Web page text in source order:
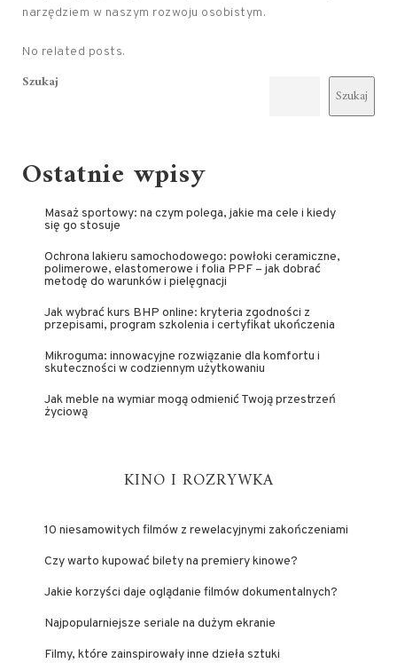
narzędziem w naszym rozwoju osobistym.
No related posts.
Szukaj
Szukaj
Ostatnie wpisy
Masaż sportowy: na czym polega, jakie ma cele i kiedy
się go stosuje
Ochrona lakieru samochodowego: powłoki ceramiczne,
polimerowe, elastomerowe i folia PPF – jak dobrać
metodę do warunków i pielęgnacji
Jak wybrać kurs BHP online: kryteria zgodności z
przepisami, program szkolenia i certyfikat ukończenia
Mikroguma: innowacyjne rozwiązanie dla komfortu i
skuteczności w codziennym użytkowaniu
Jak meble na wymiar mogą odmienić Twoją przestrzeń
życiową
KINO I ROZRYWKA
10 niesamowitych filmów z rewelacyjnymi zakończeniami
Czy warto kupować bilety na premiery kinowe?
Jakie korzyści daje oglądanie filmów dokumentalnych?
Najpopularniejsze seriale na dużym ekranie
Filmy, które zainspirowały inne dzieła sztuki